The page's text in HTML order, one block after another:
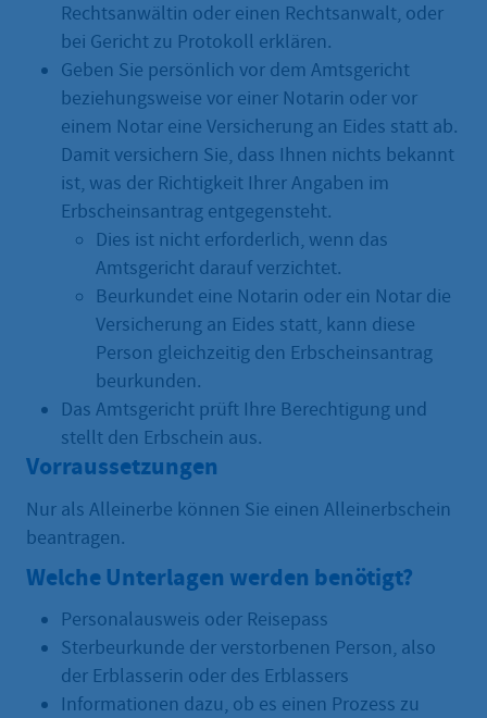
Rechtsanwältin oder einen Rechtsanwalt, oder
bei Gericht zu Protokoll erklären.
Geben Sie persönlich vor dem Amtsgericht
beziehungsweise vor einer Notarin oder vor
einem Notar eine Versicherung an Eides statt ab.
Damit versichern Sie, dass Ihnen nichts bekannt
ist, was der Richtigkeit Ihrer Angaben im
Erbscheinsantrag entgegensteht.
Dies ist nicht erforderlich, wenn das
Amtsgericht darauf verzichtet.
Beurkundet eine Notarin oder ein Notar die
Versicherung an Eides statt, kann diese
Person gleichzeitig den Erbscheinsantrag
beurkunden.
Das Amtsgericht prüft Ihre Berechtigung und
stellt den Erbschein aus.
Vorraussetzungen
Nur als Alleinerbe können Sie einen Alleinerbschein
beantragen.
Welche Unterlagen werden benötigt?
Personalausweis oder Reisepass
Sterbeurkunde der verstorbenen Person, also
der Erblasserin oder des Erblassers
Informationen dazu, ob es einen Prozess zu